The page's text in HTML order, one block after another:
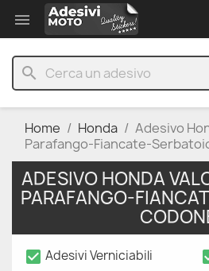

search
Home Honda
Adesivo
Parafango-Fiancate-
ADESIVO HONDA
PARAFANGO-
check_box Adesivi Verniciabili